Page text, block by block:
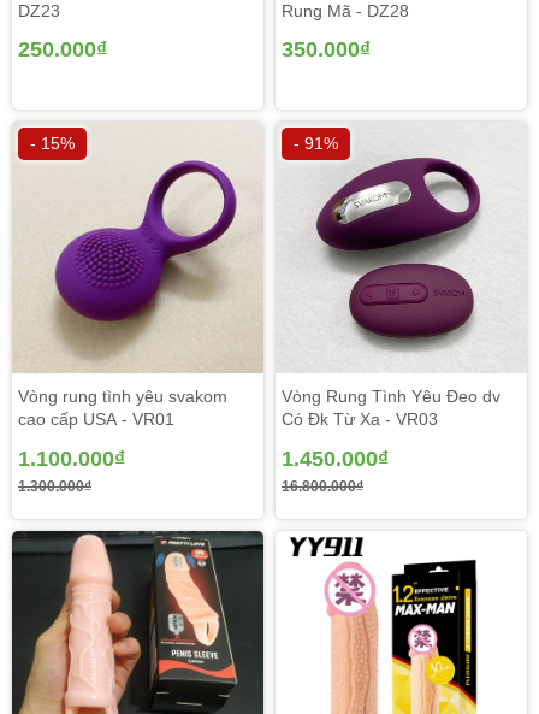
DZ23
250.000₫
Rung Mã - DZ28
350.000₫
- 15%
Vòng rung tình yêu svakom
cao cấp USA - VR01
1.100.000₫
1.300.000₫
- 91%
Vòng Rung Tình Yêu Đeo dv
Có Đk Từ Xa - VR03
1.450.000₫
16.800.000₫